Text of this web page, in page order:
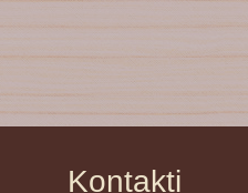
Kontakti